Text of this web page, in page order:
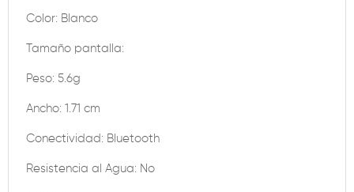
Color: Blanco
Tamaño pantalla:
Peso: 5.6g
Ancho: 1.71 cm
Conectividad: Bluetooth
Resistencia al Agua: No